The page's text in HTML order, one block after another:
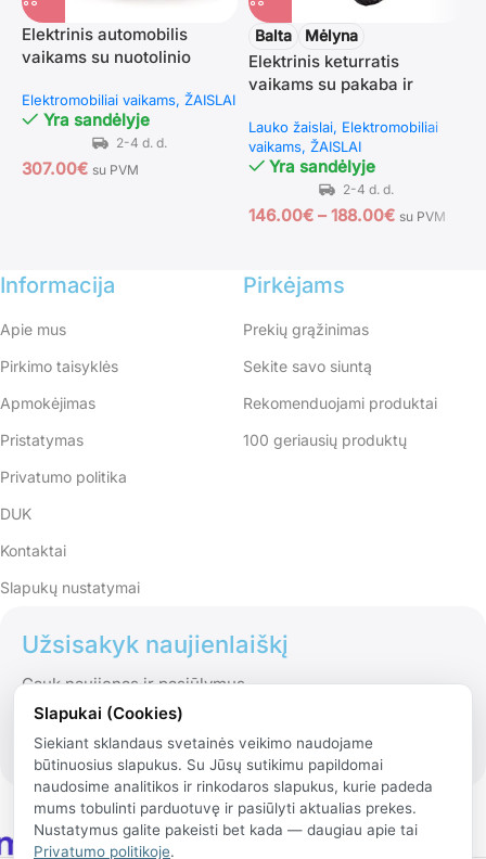
Elektrinis automobilis
vaikams su nuotolinio
Elektromobiliai vaikams ŽAISLAI
Yra sandėlyje
307.00€ su PVM
Balta Mėlyna
Elektrinis keturratis
vaikams su pakaba ir
Lauko žaislai Elektromobiliai
vaikams ŽAISLAI
Yra sandėlyje
146.00€ – 188.00€ su PVM
Informacija
Apie mus
Pirkimo taisyklės
Apmokėjimas
Pristatymas
Privatumo politika
DUK
Kontaktai
Slapukų nustatymai
Pirkėjams
Prekių grąžinimas
Sekite savo siuntą
Rekomenduojami produktai
100 geriausių produktų
Užsisakyk naujienlaiškį
Gauk naujienas ir pasiūlymus
Slapukai (Cookies)
Siekiant sklandaus svetainės veikimo naudojame
būtinuosius slapukus. Su Jūsų sutikimu papildomai
naudosime analitikos ir rinkodaros slapukus, kurie padeda
mums tobulinti parduotuvę ir pasiūlyti aktualias prekes.
Nustatymus galite pakeisti bet kada — daugiau apie tai
Privatumo politikoje.